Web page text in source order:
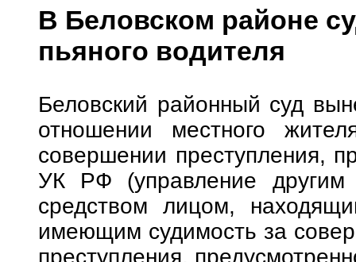
В Беловском районе
пьяного водителя
Беловский районный суд
отношении местного
совершении преступления,
УК РФ (управление другим
средством лицом,
имеющим судимость за
преступления,